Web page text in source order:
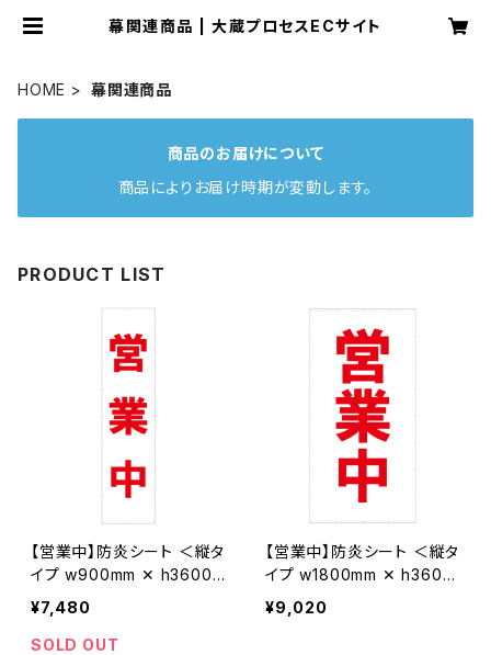
幕関連商品 | 大蔵プロセスECサイト
HOME 幕関連商品
商品のお届けについて
商品によりお届け時期が変動します。
PRODUCT LIST
【営業中】防炎シート ＜縦タ
イプ w900mm ✕ h3600m
m＞ ターポリン製 足場幕
養生幕 横断幕 懸垂幕 シー
ト看板
¥7,480
SOLD OUT
【営業中】防炎シート ＜縦タ
イプ w1800mm ✕ h3600
mm＞ ターポリン製 足場幕
養生幕 横断幕 懸垂幕 シー
¥9,020